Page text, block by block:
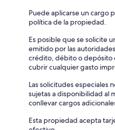
Puede aplicarse un cargo
política de la propiedad.
Es posible que se solicite
emitido por las
crédito, débito o depósito
cubrir cualquier gasto
Las solicitudes especiales
sujetas a disponibilidad al
conllevar cargos
Esta propiedad acepta